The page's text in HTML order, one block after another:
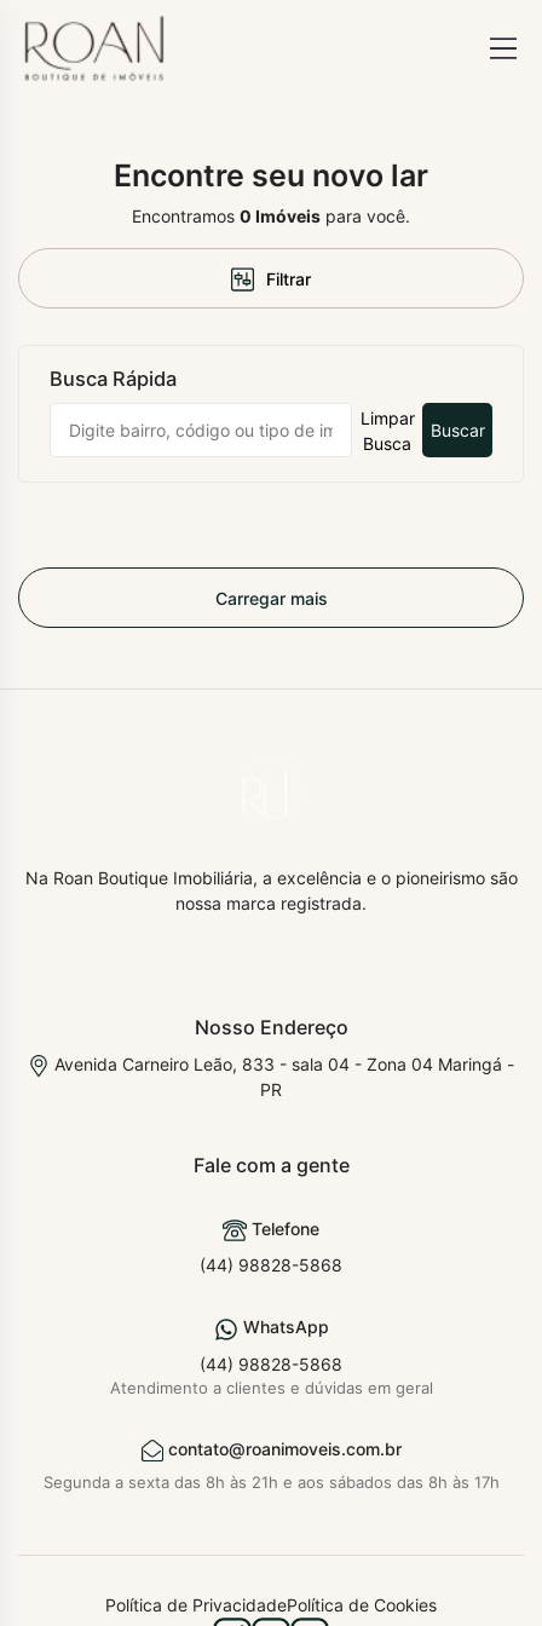
Encontre seu novo lar
Encontramos 0 Imóveis para você.
Filtrar
Busca Rápida
Limpar
Busca
Buscar
Carregar mais
Na Roan Boutique Imobiliária, a excelência e o pioneirismo são
nossa marca registrada.
Nosso Endereço
Avenida Carneiro Leão, 833 - sala 04 - Zona 04 Maringá -
PR
Fale com a gente
Telefone
(44) 98828-5868
WhatsApp
(44) 98828-5868
Atendimento a clientes e dúvidas em geral
contato@roanimoveis.com.br
Segunda a sexta das 8h às 21h e aos sábados das 8h às 17h
Política de PrivacidadePolítica de Cookies